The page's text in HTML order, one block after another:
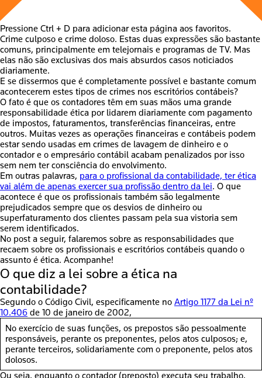
Pressione Ctrl + D para adicionar esta página aos favoritos.
Crime culposo e crime doloso. Estas duas expressões são bastante
comuns, principalmente em telejornais e programas de TV. Mas
elas não são exclusivas dos mais absurdos casos noticiados
diariamente.
E se dissermos que é completamente possível e bastante comum
acontecerem estes tipos de crimes nos escritórios contábeis?
O fato é que os contadores têm em suas mãos uma grande
responsabilidade ética por lidarem diariamente com pagamento
de impostos, faturamentos, transferências financeiras, entre
outros. Muitas vezes as operações financeiras e contábeis podem
estar sendo usadas em crimes de lavagem de dinheiro e o
contador e o empresário contábil acabam penalizados por isso
sem nem ter consciência do envolvimento.
Em outras palavras, para o profissional da contabilidade, ter ética
vai além de apenas exercer sua profissão dentro da lei. O que
acontece é que os profissionais também são legalmente
prejudicados sempre que os desvios de dinheiro ou
superfaturamento dos clientes passam pela sua vistoria sem
serem identificados.
No post a seguir, falaremos sobre as responsabilidades que
recaem sobre os profissionais e escritórios contábeis quando o
assunto é ética. Acompanhe!
O que diz a lei sobre a ética na
contabilidade?
Segundo o Código Civil, especificamente no Artigo 1177 da Lei nº
10.406 de 10 de janeiro de 2002,
No exercício de suas funções, os prepostos são pessoalmente
responsáveis, perante os preponentes, pelos atos culposos; e,
perante terceiros, solidariamente com o preponente, pelos atos
dolosos.
Ou seja, enquanto o contador (preposto) executa seu trabalho,